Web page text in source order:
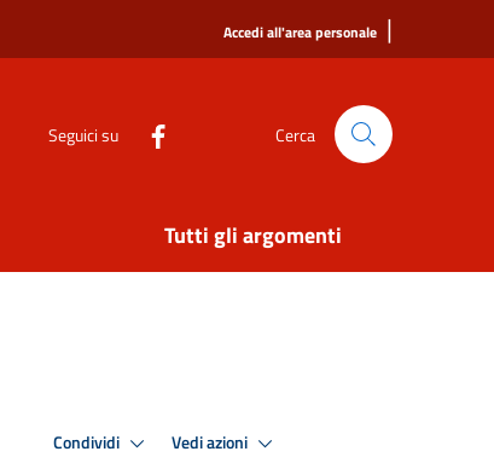
Accedi all'area personale |
Seguici su Cerca
Tutti gli argomenti
Condividi Vedi azioni